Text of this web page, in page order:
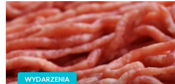
WYDARZENIA